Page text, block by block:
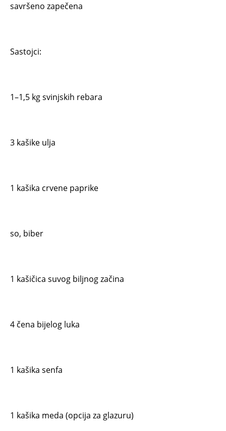
savršeno zapečena
Sastojci:
1–1,5 kg svinjskih rebara
3 kašike ulja
1 kašika crvene paprike
so, biber
1 kašičica suvog biljnog začina
4 čena bijelog luka
1 kašika senfa
1 kašika meda (opcija za glazuru)